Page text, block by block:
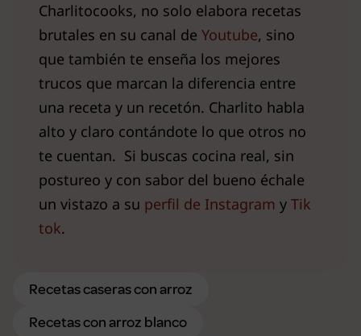
Charlitocooks, no solo elabora recetas
brutales en su canal de Youtube, sino
que también te enseña los mejores
trucos que marcan la diferencia entre
una receta y un recetón. Charlito habla
alto y claro contándote lo que otros no
te cuentan. Si buscas cocina real, sin
postureo y con sabor del bueno échale
un vistazo a su perfil de Instagram y Tik
tok.
Recetas caseras con arroz
Recetas con arroz blanco